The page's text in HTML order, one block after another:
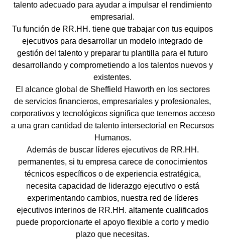
talento adecuado para ayudar a impulsar el rendimiento
empresarial.
Tu función de RR.HH. tiene que trabajar con tus equipos
ejecutivos para desarrollar un modelo integrado de
gestión del talento y preparar tu plantilla para el futuro
desarrollando y comprometiendo a los talentos nuevos y
existentes.
El alcance global de Sheffield Haworth en los sectores
de servicios financieros, empresariales y profesionales,
corporativos y tecnológicos significa que tenemos acceso
a una gran cantidad de talento intersectorial en Recursos
Humanos.
Además de buscar líderes ejecutivos de RR.HH.
permanentes, si tu empresa carece de conocimientos
técnicos específicos o de experiencia estratégica,
necesita capacidad de liderazgo ejecutivo o está
experimentando cambios, nuestra red de líderes
ejecutivos interinos de RR.HH. altamente cualificados
puede proporcionarte el apoyo flexible a corto y medio
plazo que necesitas.